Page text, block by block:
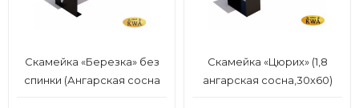
Скамейка «Березка» без
спинки (Ангарская сосна
Скамейка «Цюрих» (1,8
ангарская сосна,30х60)